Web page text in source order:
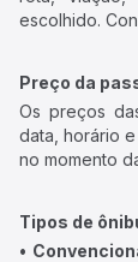
escolhido.
Preço da
Os preços
data, horário
no momento
Tipos de
•